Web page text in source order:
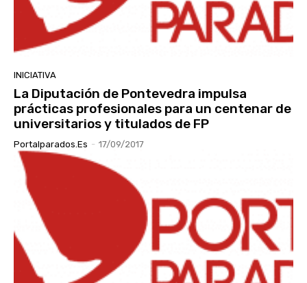
INICIATIVA
La Diputación de Pontevedra impulsa
prácticas profesionales para un centenar de
universitarios y titulados de FP
Portalparados.es - 17/09/2017